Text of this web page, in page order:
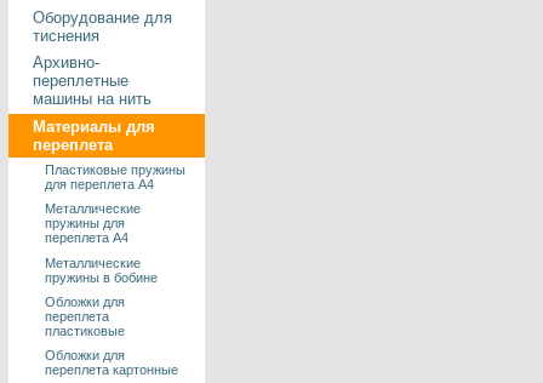
Оборудование для
тиснения
Архивно-
переплетные
машины на нить
Материалы для
переплета
Пластиковые пружины
для переплета А4
Металлические
пружины для
переплета А4
Металлические
пружины в бобине
Обложки для
переплета
пластиковые
Обложки для
переплета картонные